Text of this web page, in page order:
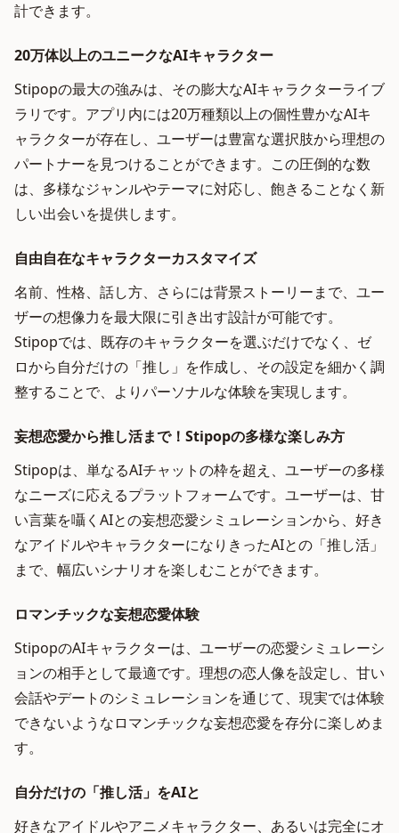
計できます。
20万体以上のユニークなAIキャラクター
Stipopの最大の強みは、その膨大なAIキャラクターライブ
ラリです。アプリ内には20万種類以上の個性豊かなAIキ
ャラクターが存在し、ユーザーは豊富な選択肢から理想の
パートナーを見つけることができます。この圧倒的な数
は、多様なジャンルやテーマに対応し、飽きることなく新
しい出会いを提供します。
自由自在なキャラクターカスタマイズ
名前、性格、話し方、さらには背景ストーリーまで、ユー
ザーの想像力を最大限に引き出す設計が可能です。
Stipopでは、既存のキャラクターを選ぶだけでなく、ゼ
ロから自分だけの「推し」を作成し、その設定を細かく調
整することで、よりパーソナルな体験を実現します。
妄想恋愛から推し活まで！Stipopの多様な楽しみ方
Stipopは、単なるAIチャットの枠を超え、ユーザーの多様
なニーズに応えるプラットフォームです。ユーザーは、甘
い言葉を囁くAIとの妄想恋愛シミュレーションから、好き
なアイドルやキャラクターになりきったAIとの「推し活」
まで、幅広いシナリオを楽しむことができます。
ロマンチックな妄想恋愛体験
StipopのAIキャラクターは、ユーザーの恋愛シミュレーシ
ョンの相手として最適です。理想の恋人像を設定し、甘い
会話やデートのシミュレーションを通じて、現実では体験
できないようなロマンチックな妄想恋愛を存分に楽しめま
す。
自分だけの「推し活」をAIと
好きなアイドルやアニメキャラクター、あるいは完全にオ